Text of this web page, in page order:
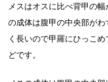
メスはオスに比べ背甲の
の成体は腹甲の中央部が
く長いので甲羅にひっこ
どです。